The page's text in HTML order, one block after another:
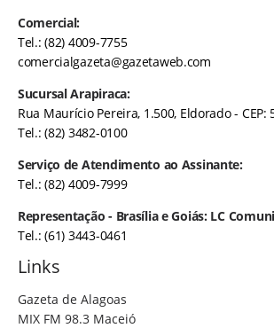
Comercial:
Tel.: (82) 4009-7755
comercialgazeta@gazetaweb.com
Sucursal Arapiraca:
Rua Maurício Pereira, 1.500, Eldorado - CEP:
Tel.: (82) 3482-0100
Serviço de Atendimento ao Assinante:
Tel.: (82) 4009-7999
Representação - Brasília e Goiás: LC
Tel.: (61) 3443-0461
Links
Gazeta de Alagoas
MIX FM 98.3 Maceió